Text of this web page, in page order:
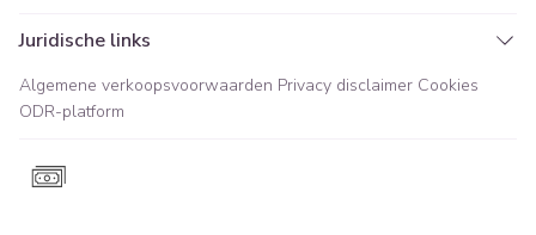
Juridische links
Algemene verkoopsvoorwaarden Privacy disclaimer Cookies
ODR-platform